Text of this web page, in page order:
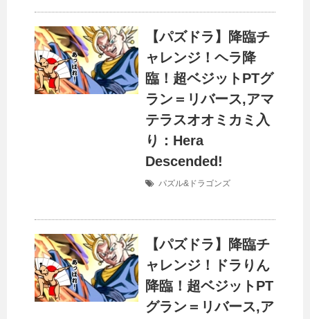
【パズドラ】降臨チ
ャレンジ！ヘラ降
臨！超ベジットPTグ
ラン＝リバース,アマ
テラスオオミカミ入
り：Hera
Descended!
パズル&ドラゴンズ
【パズドラ】降臨チ
ャレンジ！ドラりん
降臨！超ベジットPT
グラン＝リバース,ア